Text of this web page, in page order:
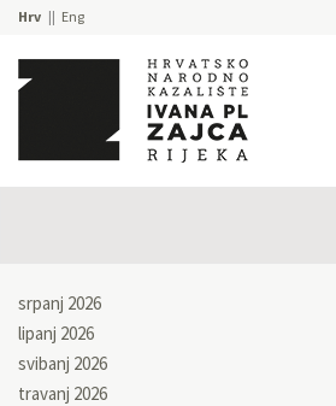
Hrv Eng
srpanj 2026
lipanj 2026
svibanj 2026
travanj 2026